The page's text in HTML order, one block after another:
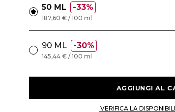
50 ML 33%
187,60 € / 100 ml
90 ML 30%
145,44 € / 100 ml